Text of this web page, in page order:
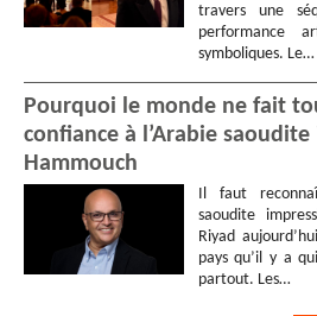
travers une
performance
symboliques. Le…
Pourquoi le monde ne fait
confiance à l’Arabie saoudite
Hammouch
Il faut
saoudite
Riyad
pays qu’il y a
partout. Les…